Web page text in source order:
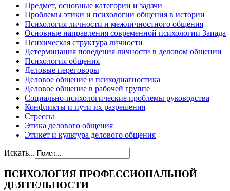
Предмет, основные категории и задачи
Проблемы этики и психологии общения в истории
Психология личности и межличностного общения
Основные направления современной психологии Запада
Психическая структура личности
Детерминация поведения личности в деловом общении
Психология общения
Деловые переговоры
Деловое общение и психодиагностика
Деловое общение в рабочей группе
Cоциально-психологические проблемы руководства
Конфликты и пути их разрешения
Стрессы
Этика делового общения
Этикет и культура делового общения
Искать...
ПСИХОЛОГИЯ ПРОФЕССИОНАЛЬНОЙ
ДЕЯТЕЛЬНОСТИ